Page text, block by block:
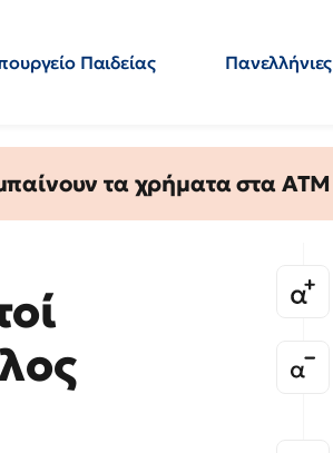
Παιδείας Πανελλήνιες
τα χρήματα στα ΑΤΜ